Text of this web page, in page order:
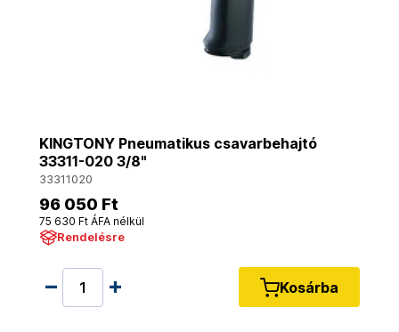
KINGTONY Pneumatikus csavarbehajtó
33311-020 3/8"
33311020
96 050 Ft
75 630 Ft ÁFA nélkül
Rendelésre
Kosárba